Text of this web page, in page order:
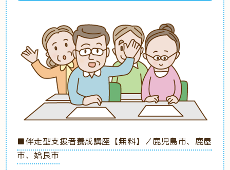
■伴走型支援者養成講座【無料】／鹿児島市、鹿屋
市、姶良市